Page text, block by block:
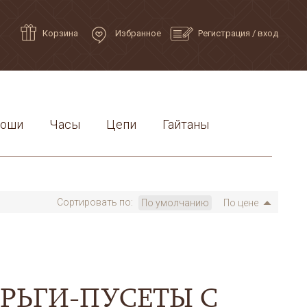
Корзина Избранное Регистрация / вход
Часы Цепи Гайтаны
Сортировать по: По умолчанию По цене
ПУСЕТЫ С